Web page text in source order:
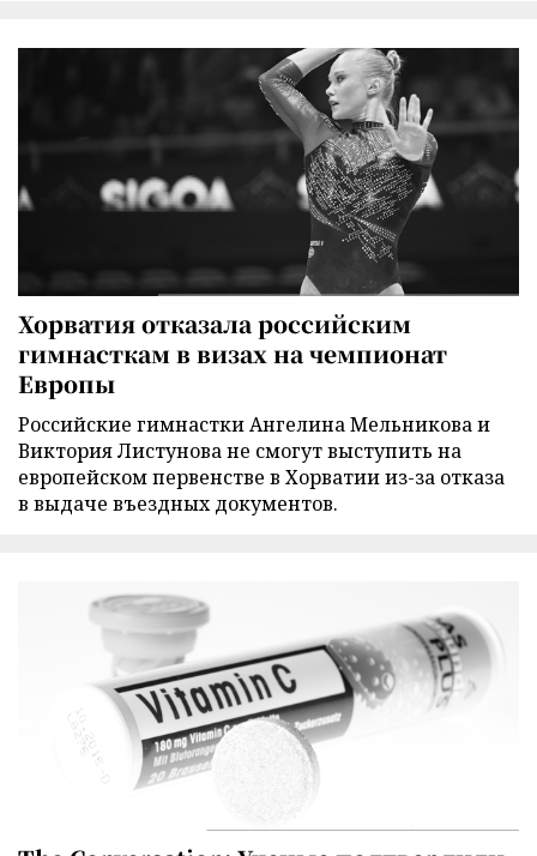
Хорватия отказала российским
гимнасткам в визах на чемпионат
Европы
Российские гимнастки Ангелина Мельникова и
Виктория Листунова не смогут выступить на
европейском первенстве в Хорватии из-за отказа
в выдаче въездных документов.